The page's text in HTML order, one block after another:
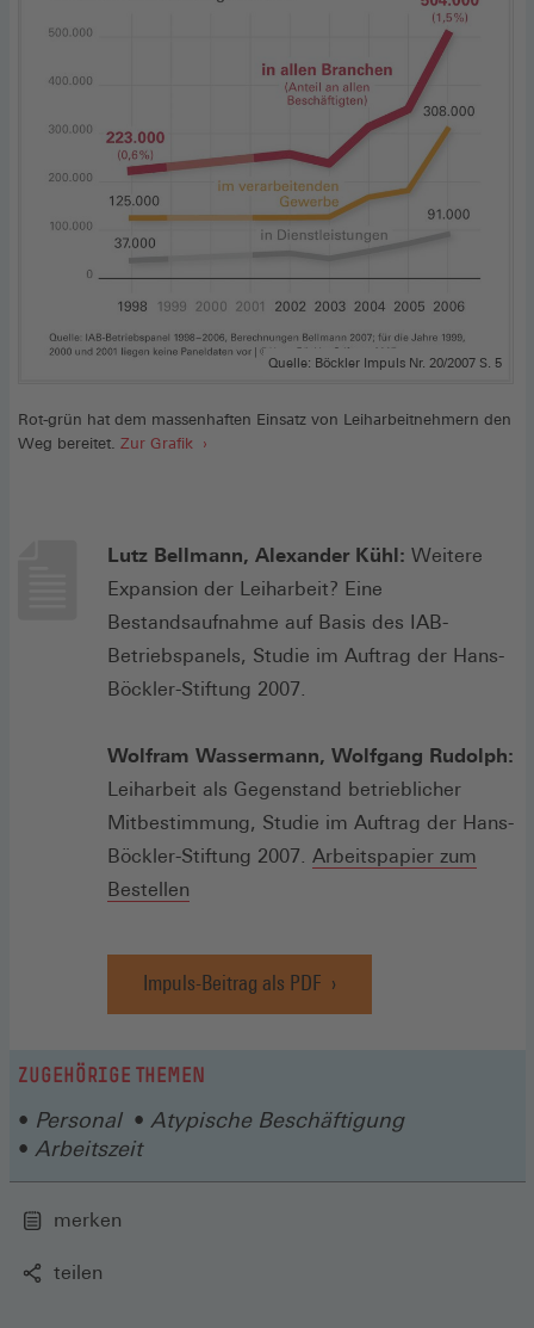
Quelle: Böckler Impuls Nr. 20/2007 S. 5
Rot-grün hat dem massenhaften Einsatz von Leiharbeitnehmern den
Weg bereitet. Zur Grafik
Lutz Bellmann, Alexander Kühl: Weitere
Expansion der Leiharbeit? Eine
Bestandsaufnahme auf Basis des IAB-
Betriebspanels, Studie im Auftrag der Hans-
Böckler-Stiftung 2007.
Wolfram Wassermann, Wolfgang Rudolph:
Leiharbeit als Gegenstand betrieblicher
Mitbestimmung, Studie im Auftrag der Hans-
Böckler-Stiftung 2007. Arbeitspapier zum
Bestellen
Impuls-Beitrag als PDF
(Öffnet
in
ZUGEHÖRIGE THEMEN
Personal
Atypische Beschäftigung
Arbeitszeit
merken
teilen